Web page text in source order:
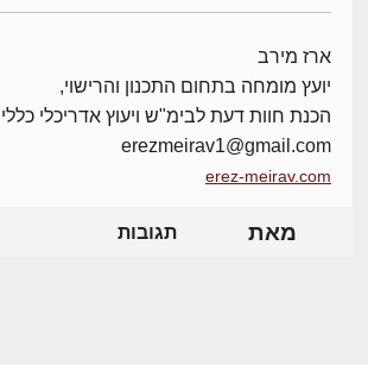
ארז מירב
יועץ מומחה בתחום התכנון והרישוי,
הכנת חוות דעת לבימ"ש ויעוץ אדריכלי כללי
erezmeirav1@gmail.com
erez-meirav.com
מאת תגובות